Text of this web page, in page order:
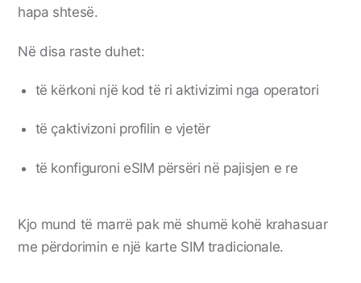
hapa shtesë.
Në disa raste duhet:
të kërkoni një kod të ri aktivizimi nga operatori
të çaktivizoni profilin e vjetër
të konfiguroni eSIM përsëri në pajisjen e re
Kjo mund të marrë pak më shumë kohë krahasuar
me përdorimin e një karte SIM tradicionale.